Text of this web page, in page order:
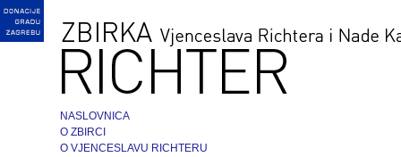
NASLOVNICA
O ZBIRCI
O VJENCESLAVU RICHTERU